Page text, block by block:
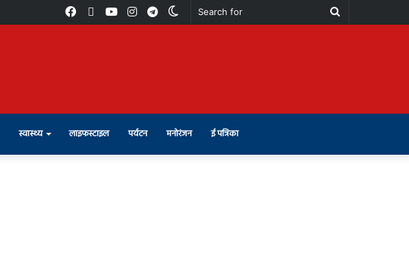
Search
Switch
Telegram
Instagram
Youtube
Facebook
स्वास्थ्य लाइफस्टाइल पर्यटन मनोरंजन ई पत्रिका